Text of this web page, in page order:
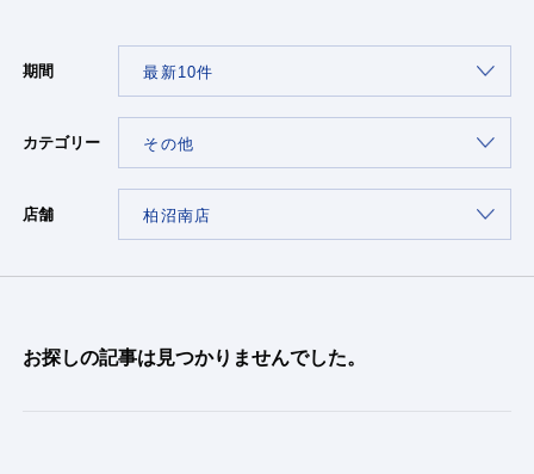
期間
カテゴリー
店舗
お探しの記事は見つかりませんでした。